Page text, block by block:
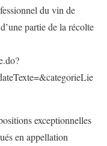
du vin de
partie de la récolte
exceptionnelles
en appellation